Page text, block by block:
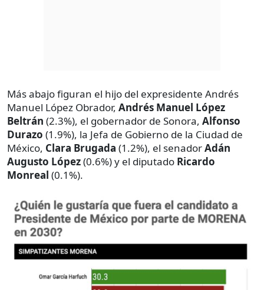
Más abajo figuran el hijo del expresidente Andrés
Manuel López Obrador, Andrés Manuel López
Beltrán (2.3%), el gobernador de Sonora, Alfonso
Durazo (1.9%), la Jefa de Gobierno de la Ciudad de
México, Clara Brugada (1.2%), el senadorAdán
Augusto López(0.6%) y el diputado Ricardo
Monreal (0.1%).